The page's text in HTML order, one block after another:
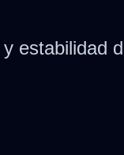
estabilidad